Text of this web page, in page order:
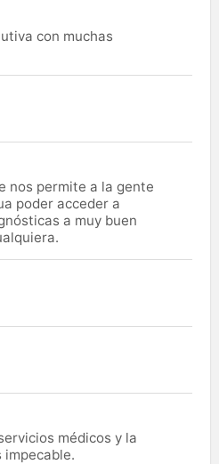
con muchas
nos permite a la gente
poder acceder a
a muy buen
médicos y la